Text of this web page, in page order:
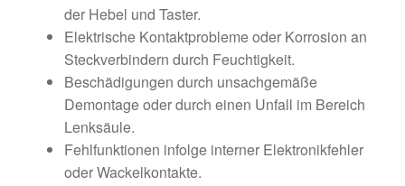
der Hebel und Taster.
Elektrische Kontaktprobleme oder Korrosion an
Steckverbindern durch Feuchtigkeit.
Beschädigungen durch unsachgemäße
Demontage oder durch einen Unfall im Bereich
Lenksäule.
Fehlfunktionen infolge interner Elektronikfehler
oder Wackelkontakte.